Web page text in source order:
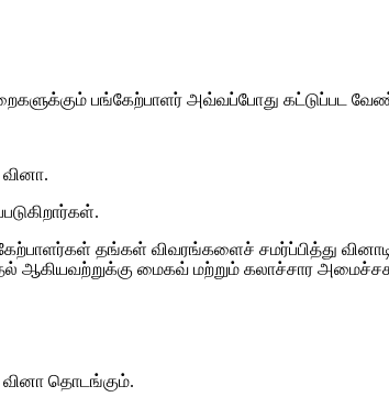
பங்கேற்பாளர் அவ்வப்போது கட்டுப்பட
தங்கள் விவரங்களைச் சமர்ப்பித்து
ஆகியவற்றுக்கு மைகவ் மற்றும் கலாச்சார
வினா தொடங்கும்.